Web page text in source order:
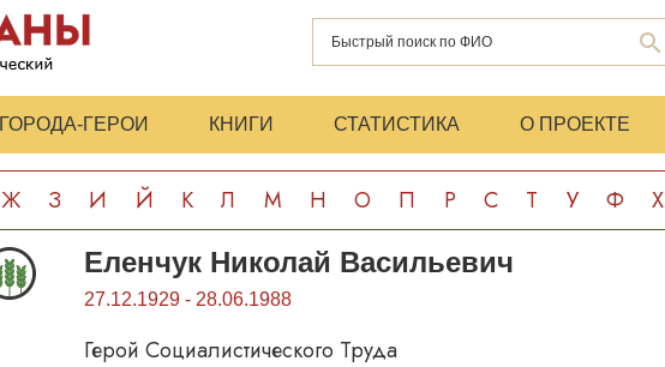
ГОРОДА-ГЕРОИ КНИГИ СТАТИСТИКА О ПРОЕКТЕ
Ж З И Й К Л М Н О П Р С Т У Ф Х
Еленчук Николай Васильевич
27.12.1929 - 28.06.1988
Герой Социалистического Труда